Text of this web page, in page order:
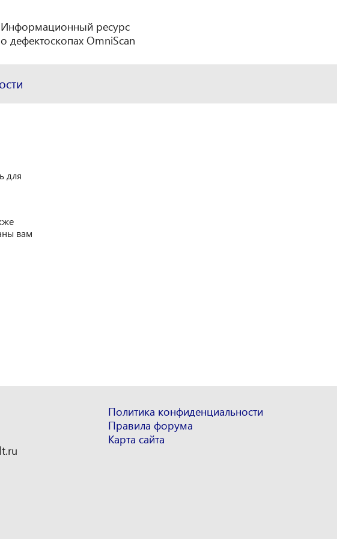
Информационный ресурс
о дефектоскопах OmniScan
для
вам
Политика конфиденциальности
Правила форума
Карта сайта